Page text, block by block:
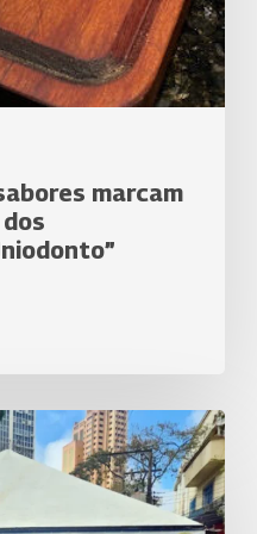
marcam
dos